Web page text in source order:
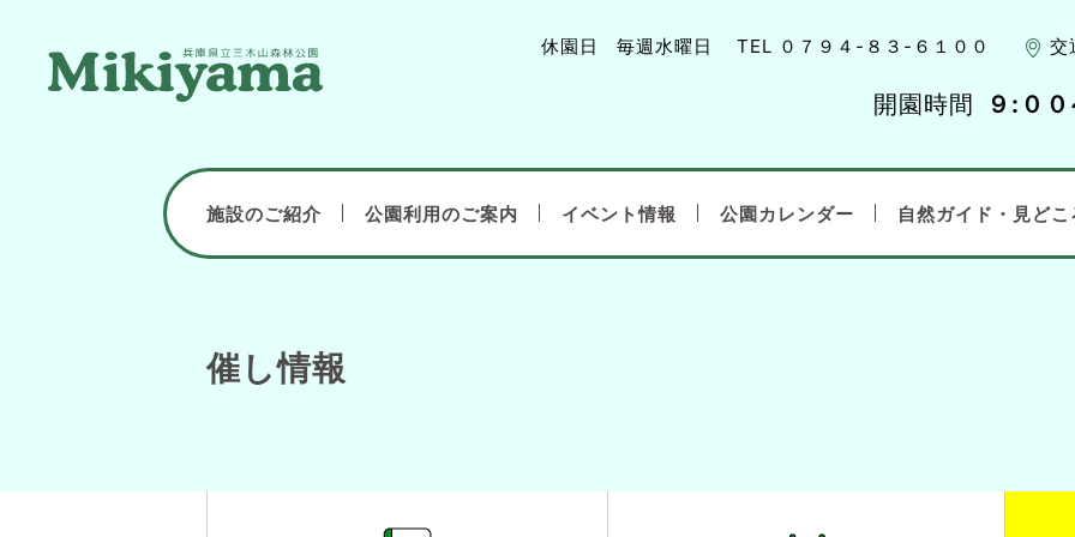
休園日 毎週水曜日 TEL ０７９４-８３-６１００ 交
開園時間 ９:０
施設のご紹介 公園利用のご案内 イベント情報 公園カレンダー 自然ガイド・見どこ
催し情報